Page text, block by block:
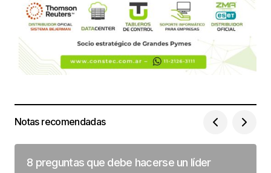
Notas recomendadas
8 preguntas que debe hacerse un líder